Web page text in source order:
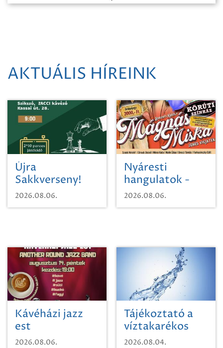
AKTUÁLIS HÍREINK
Újra
Sakkverseny!
2026.08.06.
Nyáresti
hangulatok -
Mágnás Miska
2026.08.06.
Kávéházi jazz
est
2026.08.06.
Tájékoztató a
víztakarékos
vízhasználatról
2026.08.04.